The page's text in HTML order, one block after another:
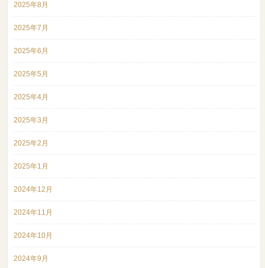
2025年8月
2025年7月
2025年6月
2025年5月
2025年4月
2025年3月
2025年2月
2025年1月
2024年12月
2024年11月
2024年10月
2024年9月